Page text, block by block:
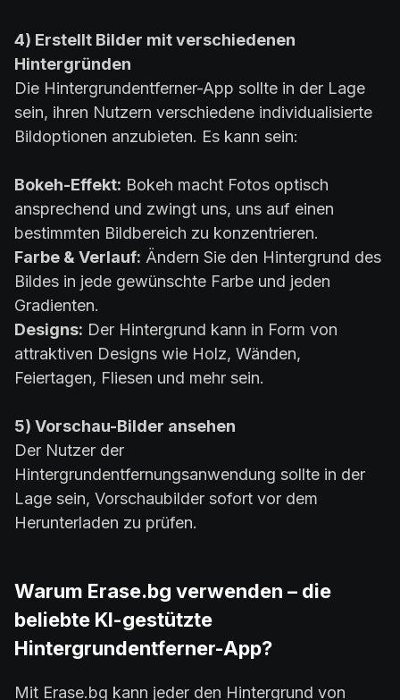
4) Erstellt Bilder mit verschiedenen
Hintergründen
Die Hintergrundentferner-App sollte in der Lage
sein, ihren Nutzern verschiedene individualisierte
Bildoptionen anzubieten. Es kann sein:
Bokeh-Effekt: Bokeh macht Fotos optisch
ansprechend und zwingt uns, uns auf einen
bestimmten Bildbereich zu konzentrieren.
Farbe & Verlauf: Ändern Sie den Hintergrund des
Bildes in jede gewünschte Farbe und jeden
Gradienten.
Designs: Der Hintergrund kann in Form von
attraktiven Designs wie Holz, Wänden,
Feiertagen, Fliesen und mehr sein.
5) Vorschau-Bilder ansehen
Der Nutzer der
Hintergrundentfernungsanwendung sollte in der
Lage sein, Vorschaubilder sofort vor dem
Herunterladen zu prüfen.
Warum Erase.bg verwenden – die
beliebte KI-gestützte
Hintergrundentferner-App?
Mit Erase.bg kann jeder den Hintergrund von